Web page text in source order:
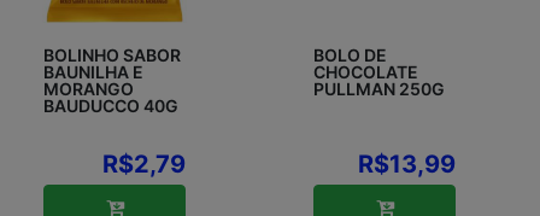
BOLINHO SABOR
BAUNILHA E
MORANGO
BAUDUCCO 40G
R$2,79
BOLO DE
CHOCOLATE
PULLMAN 250G
R$13,99